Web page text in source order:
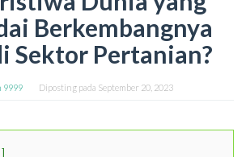
Berkembangnya
Sektor Pertanian?
9999 Diposting pada September 20, 2023